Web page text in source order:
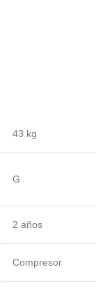
43 kg
G
2 años
Compresor